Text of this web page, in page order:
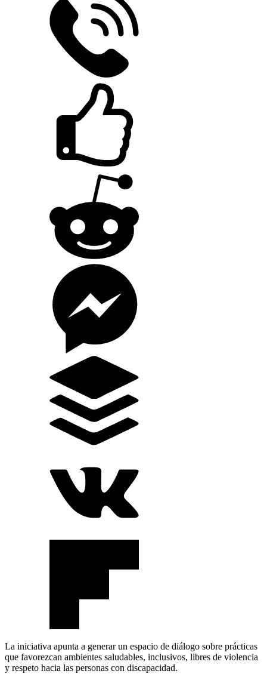
La iniciativa apunta a generar un espacio de diálogo sobre prácticas
que favorezcan ambientes saludables, inclusivos, libres de violencia
y respeto hacia las personas con discapacidad.